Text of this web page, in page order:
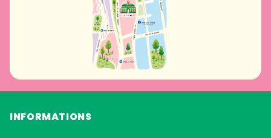
INFORMATIONS